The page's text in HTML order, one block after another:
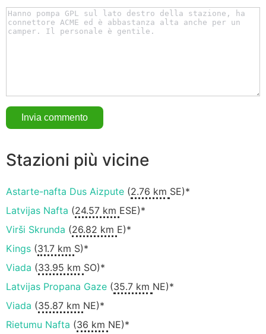
Stazioni più vicine
Astarte-nafta Dus Aizpute (2.76 km SE)*
Latvijas Nafta (24.57 km ESE)*
Virši Skrunda (26.82 km E)*
Kings (31.7 km S)*
Viada (33.95 km SO)*
Latvijas Propana Gaze (35.7 km NE)*
Viada (35.87 km NE)*
Rietumu Nafta (36 km NE)*